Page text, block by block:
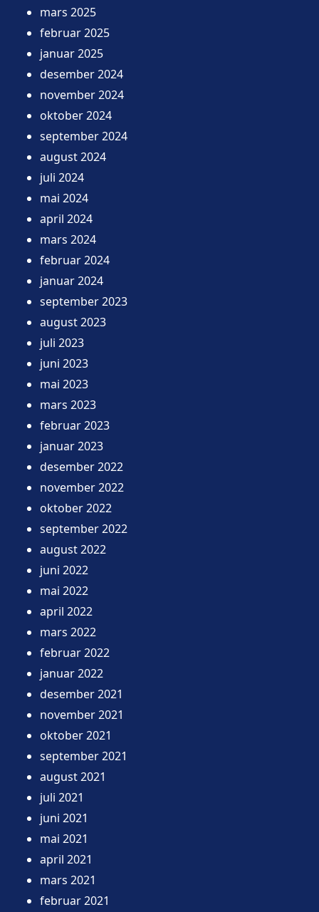
mars 2025
februar 2025
januar 2025
desember 2024
november 2024
oktober 2024
september 2024
august 2024
juli 2024
mai 2024
april 2024
mars 2024
februar 2024
januar 2024
september 2023
august 2023
juli 2023
juni 2023
mai 2023
mars 2023
februar 2023
januar 2023
desember 2022
november 2022
oktober 2022
september 2022
august 2022
juni 2022
mai 2022
april 2022
mars 2022
februar 2022
januar 2022
desember 2021
november 2021
oktober 2021
september 2021
august 2021
juli 2021
juni 2021
mai 2021
april 2021
mars 2021
februar 2021